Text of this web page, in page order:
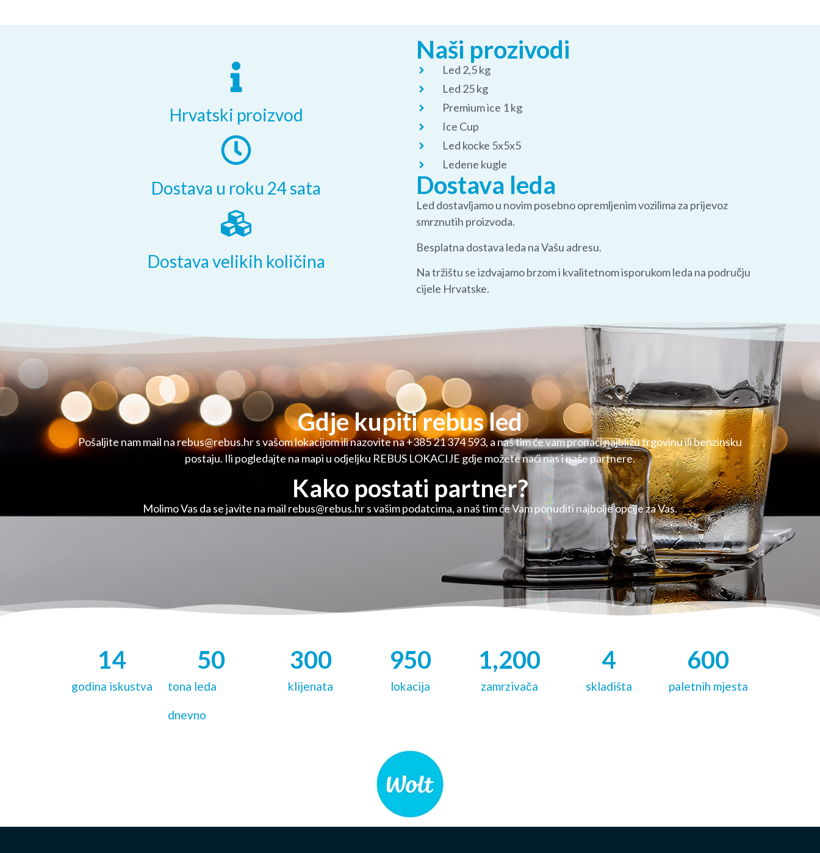
Hrvatski proizvod
Dostava u roku 24 sata
Dostava velikih količina
Naši prozivodi
Led 2,5 kg
Led 25 kg
Premium ice 1 kg
Ice Cup
Led kocke 5x5x5
Ledene kugle
Dostava leda
Led dostavljamo u novim posebno opremljenim vozilima za prijevoz
smrznutih proizvoda.
Besplatna dostava leda na Vašu adresu.
Na tržištu se izdvajamo brzom i kvalitetnom isporukom leda na području
cijele Hrvatske.
Gdje kupiti rebus led
Pošaljite nam mail na rebus@rebus.hr s vašom lokacijom ili nazovite na +385 21 374 593, a naš tim će vam pronaći najbližu trgovinu ili benzinsku
postaju. Ili pogledajte na mapi u odjeljku REBUS LOKACIJE gdje možete naći nas i naše partnere.
Kako postati partner?
Molimo Vas da se javite na mail rebus@rebus.hrs vašim podatcima, a naš tim će Vam ponuditi najbolje opcije za Vas.
godina iskustva
14
tona leda
dnevno
50
klijenata
300
lokacija
950
zamrzivača
1,200
skladišta
4
paletnih mjesta
600